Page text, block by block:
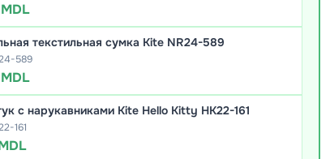
текстильная сумка Kite NR24-589
589
с нарукавниками Kite Hello Kitty HK22-161
161